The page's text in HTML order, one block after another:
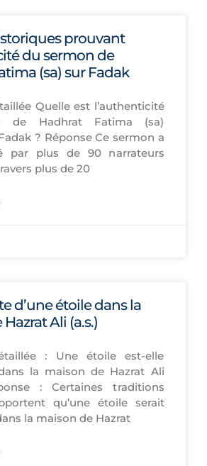
prouvant
du sermon de
(sa) sur Fadak
Quelle est l’authenticité
de Hadhrat Fatima (sa)
? Réponse Ce sermon a
par plus de 90 narrateurs
plus de 20
d’une étoile dans la
Ali (a.s.)
: Une étoile est-elle
la maison de Hazrat Ali
: Certaines traditions
qu’une étoile serait
la maison de Hazrat